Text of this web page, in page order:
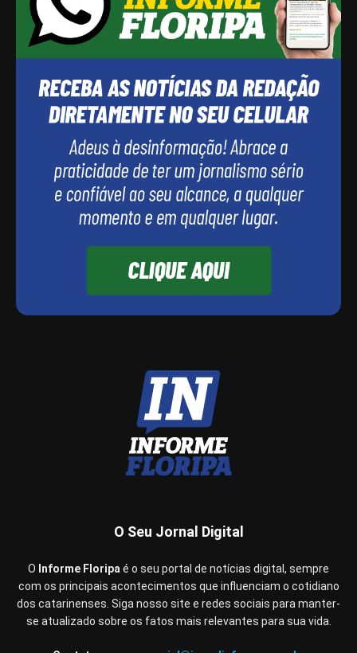
O Seu Jornal Digital
O Informe Floripaé o seu portal de notícias digital, sempre
com os principais acontecimentos que influenciam o cotidiano
dos catarinenses. Siga nosso site e redes sociais para manter-
se atualizado sobre os fatos mais relevantes para sua vida.